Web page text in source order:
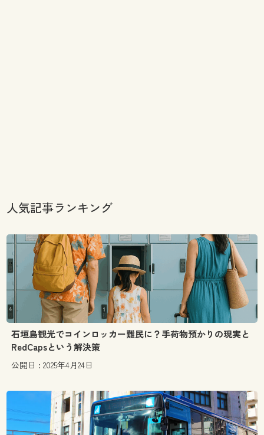
人気記事ランキング
石垣島観光でコインロッカー難民に？手荷物預かりの現実と
RedCapsという解決策
公開日 : 2025年4月24日